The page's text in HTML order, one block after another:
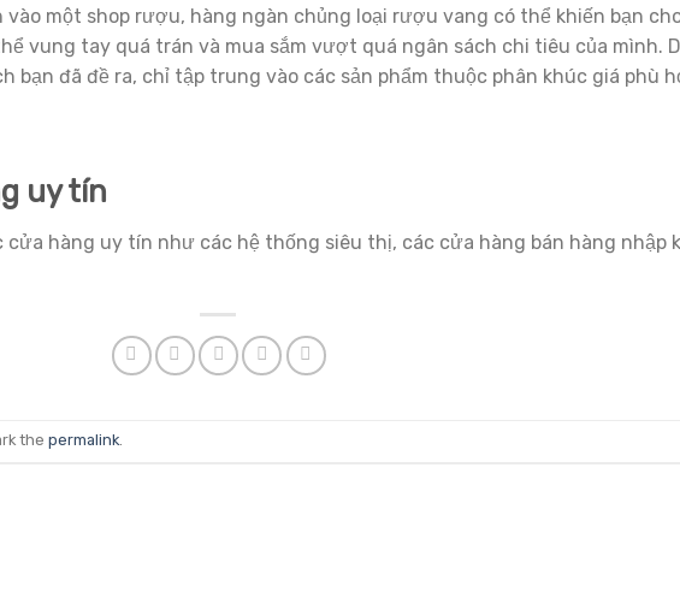
một shop rượu, hàng ngàn chủng loại rượu vang có thể khiến bạn
vung tay quá trán và mua sắm vượt quá ngân sách chi tiêu của mình.
bạn đã đề ra, chỉ tập trung vào các sản phẩm thuộc phân khúc giá phù
uy tín
hàng uy tín như các hệ thống siêu thị, các cửa hàng bán hàng nhập
the permalink.